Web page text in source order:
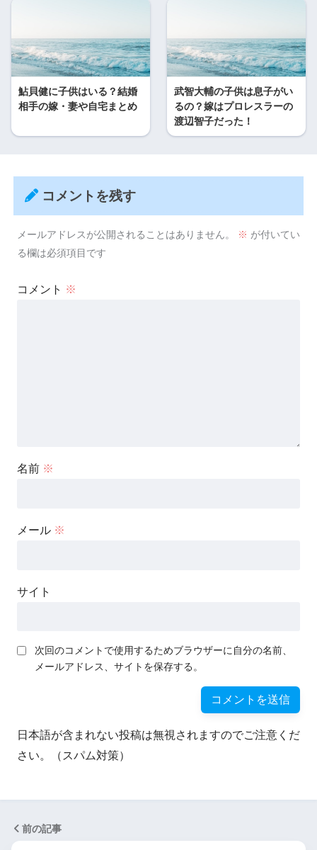
鮎貝健に子供はいる？結婚
相手の嫁・妻や自宅まとめ
武智大輔の子供は息子がい
るの？嫁はプロレスラーの
渡辺智子だった！
コメントを残す
メールアドレスが公開されることはありません。 ※ が付いてい
る欄は必須項目です
コメント ※
名前 ※
メール ※
サイト
次回のコメントで使用するためブラウザーに自分の名前、
メールアドレス、サイトを保存する。
日本語が含まれない投稿は無視されますのでご注意くだ
さい。（スパム対策）
前の記事